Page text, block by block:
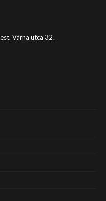
Várna utca 32.